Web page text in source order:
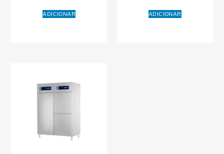
ADICIONAR ADICIONAR